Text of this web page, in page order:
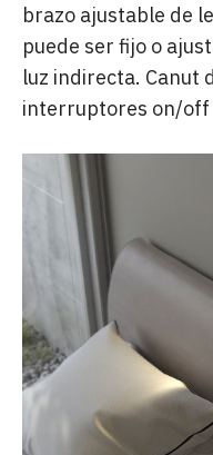
brazo ajustable de
puede ser fijo o
luz indirecta. Canut
interruptores on/off